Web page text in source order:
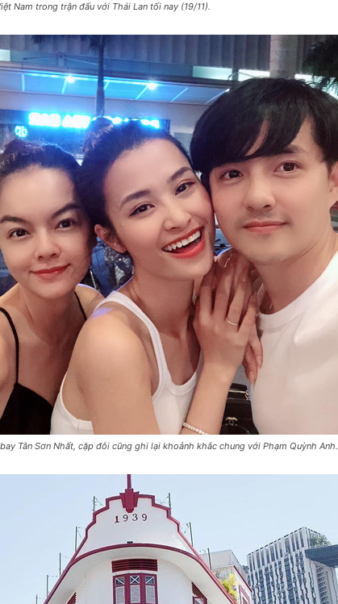
Nam trong trận đấu với Thái Lan tối nay (19/11).
Tân Sơn Nhất, cặp đôi cũng ghi lại khoảnh khắc chung với Phạm Quỳnh Anh.